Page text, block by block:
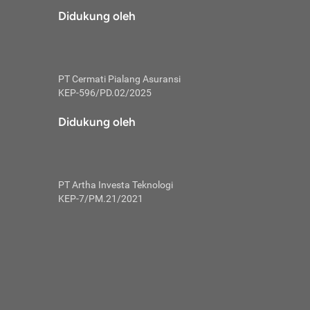
tidak
skor
Mulai
kembali ideal.
utang
Didukung oleh
PT Cermati Pialang Asuransi
KEP-596/PD.02/2025
Didukung oleh
PT Artha Investa Teknologi
KEP-7/PM.21/2021